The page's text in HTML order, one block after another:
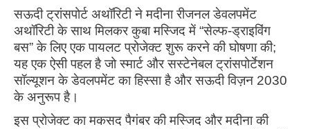
सऊदी ट्रांसपोर्ट अथॉरिटी ने मदीना रीजनल डेवलपमेंट
अथॉरिटी के साथ मिलकर कुबा मस्जिद में “सेल्फ-ड्राइविंग
बस” के लिए एक पायलट प्रोजेक्ट शुरू करने की घोषणा की;
यह एक ऐसी पहल है जो स्मार्ट और सस्टेनेबल ट्रांसपोर्टेशन
सॉल्यूशन के डेवलपमेंट का हिस्सा है और सऊदी विज़न 2030
के अनुरूप है।
इस प्रोजेक्ट का मकसद पैगंबर की मस्जिद और मदीना की